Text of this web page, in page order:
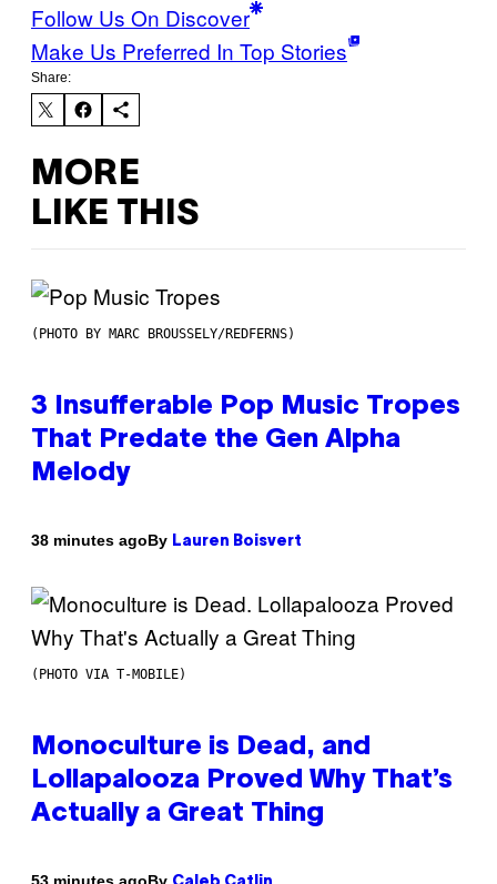
Follow Us On Discover
Make Us Preferred In Top Stories
Share:
MORE
LIKE THIS
(PHOTO BY MARC BROUSSELY/REDFERNS)
3 Insufferable Pop Music Tropes
That Predate the Gen Alpha
Melody
38 minutes agoBy Lauren Boisvert
(PHOTO VIA T-MOBILE)
Monoculture is Dead, and
Lollapalooza Proved Why That’s
Actually a Great Thing
By